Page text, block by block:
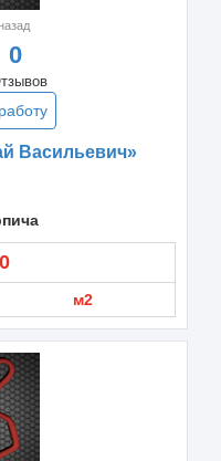
0
Васильевич»
м2